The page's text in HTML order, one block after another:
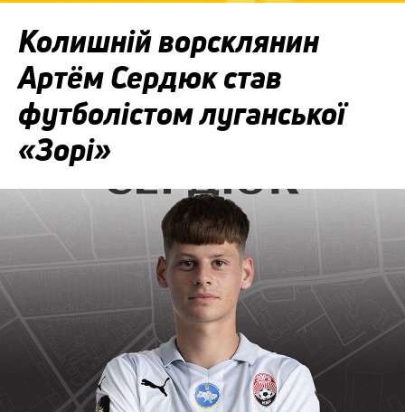
Колишній ворсклянин
Артём Сердюк став
футболістом луганської
«Зорі»